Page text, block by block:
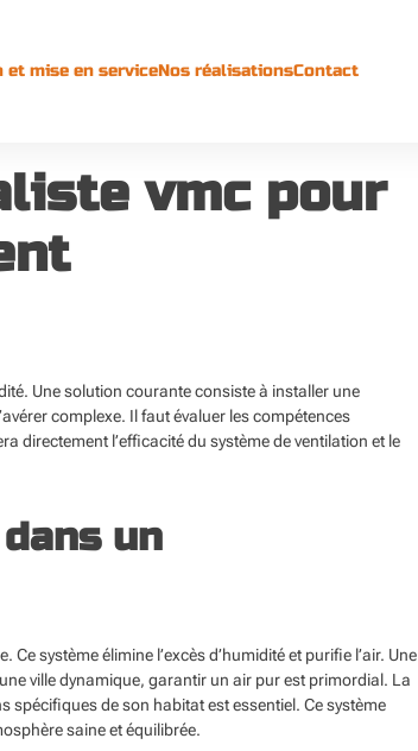
et mise en serviceNos réalisationsContact
vmc pour
Une solution courante consiste à installer une
complexe. Il faut évaluer les compétences
directement l’efficacité du système de ventilation et le
un
système élimine l’excès d’humidité et purifie l’air. Une
ville dynamique, garantir un air pur est primordial. La
spécifiques de son habitat est essentiel. Ce système
saine et équilibrée.